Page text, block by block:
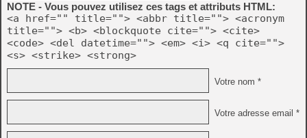
NOTE - Vous pouvez utilisez ces tags et attributs HTML:
<a href="" title=""> <abbr title=""> <acronym
title=""> <b> <blockquote cite=""> <cite>
<code> <del datetime=""> <em> <i> <q cite="">
<s> <strike> <strong>
Votre nom *
Votre adresse email *